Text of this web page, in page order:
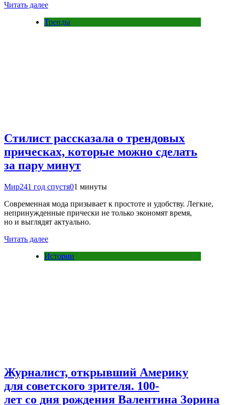
Читать далее
Тренды
Стилист рассказала о трендовых
прическах, которые можно сделать
за пару минут
Мир241 год спустя01 минуты
Современная мода призывает к простоте и удобству. Легкие,
непринужденные прически не только экономят время,
но и выглядят актуально.
Читать далее
Истории
Журналист, открывший Америку
для советского зрителя. 100-
лет со дня рождения Валентина Зорина